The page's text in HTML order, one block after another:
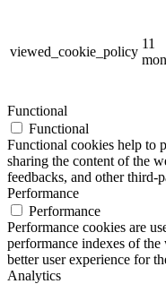
viewed_cookie_policy
11
Functional
Functional
Functional cookies help to
sharing the content of the
feedbacks, and other third-
Performance
Performance
Performance cookies are
performance indexes of
better user experience for
Analytics